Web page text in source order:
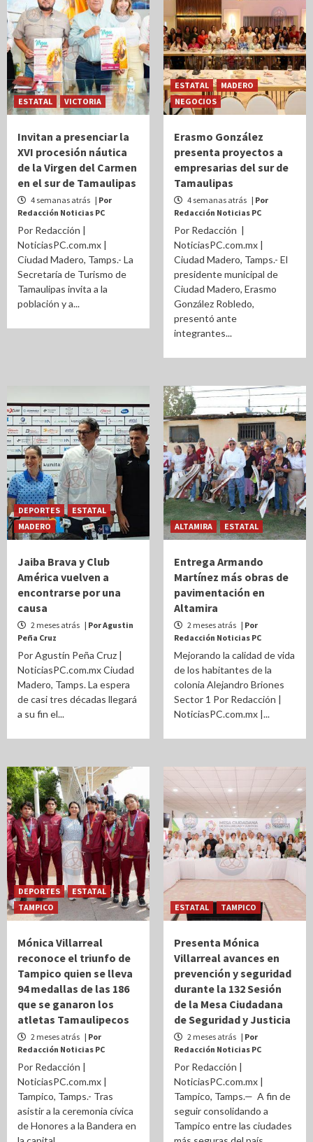
ESTATAL VICTORIA
Invitan a presenciar la
XVI procesión náutica
de la Virgen del Carmen
en el sur de Tamaulipas
4 semanas atrás | Por
Redacción Noticias PC
Por Redacción |
NoticiasPC.com.mx |
Ciudad Madero, Tamps.- La
Secretaría de Turismo de
Tamaulipas invita a la
población y a...
ESTATAL
MADERO
NEGOCIOS
Erasmo González
presenta proyectos a
empresarias del sur de
Tamaulipas
4 semanas atrás | Por
Redacción Noticias PC
Por Redacción |
NoticiasPC.com.mx |
Ciudad Madero, Tamps.- El
presidente municipal de
Ciudad Madero, Erasmo
González Robledo,
presentó ante
integrantes...
DEPORTES
ESTATAL
MADERO
Jaiba Brava y Club
América vuelven a
encontrarse por una
causa
2 meses atrás | Por Agustin
Peña Cruz
Por Agustín Peña Cruz |
NoticiasPC.com.mx Ciudad
Madero, Tamps. La espera
de casi tres décadas llegará
a su fin el...
ALTAMIRA ESTATAL
Entrega Armando
Martínez más obras de
pavimentación en
Altamira
2 meses atrás | Por
Redacción Noticias PC
Mejorando la calidad de vida
de los habitantes de la
colonia Alejandro Briones
Sector 1 Por Redacción |
NoticiasPC.com.mx |...
DEPORTES
ESTATAL
TAMPICO
Mónica Villarreal
reconoce el triunfo de
Tampico quien se lleva
94 medallas de las 186
que se ganaron los
atletas Tamaulipecos
2 meses atrás | Por
Redacción Noticias PC
Por Redacción |
NoticiasPC.com.mx |
Tampico, Tamps.- Tras
asistir a la ceremonia cívica
de Honores a la Bandera en
ESTATAL TAMPICO
Presenta Mónica
Villarreal avances en
prevención y seguridad
durante la 132 Sesión
de la Mesa Ciudadana
de Seguridad y Justicia
2 meses atrás | Por
Redacción Noticias PC
Por Redacción |
NoticiasPC.com.mx |
Tampico, Tamps.— A fin de
seguir consolidando a
Tampico entre las ciudades